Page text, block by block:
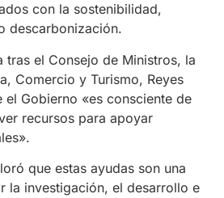
con la sostenibilidad,
descarbonización.
tras el Consejo de Ministros, la
Comercio y Turismo, Reyes
el Gobierno «es consciente de
recursos para apoyar
que estas ayudas son una
la investigación, el desarrollo e